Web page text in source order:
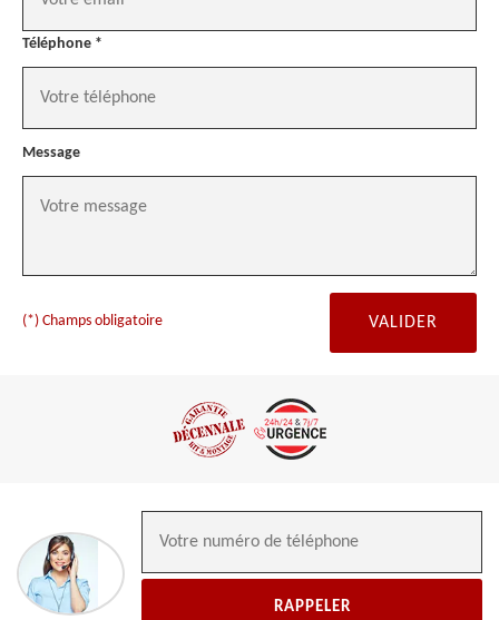
Téléphone *
Message
(*) Champs obligatoire